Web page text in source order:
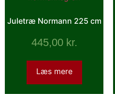
Juletræ Normann 225 cm
445,00 kr.
Læs mere